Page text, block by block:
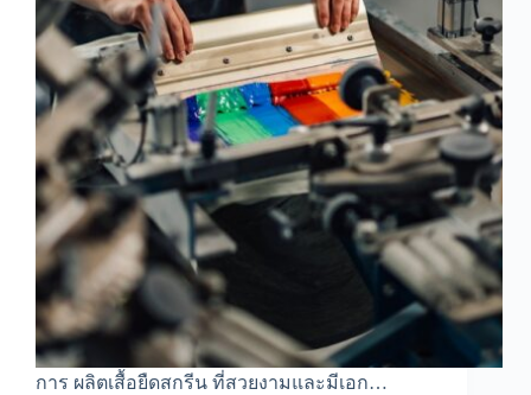
การ ผลิตเสื้อยืดสกรีน ที่สวยงามและมีเอก…